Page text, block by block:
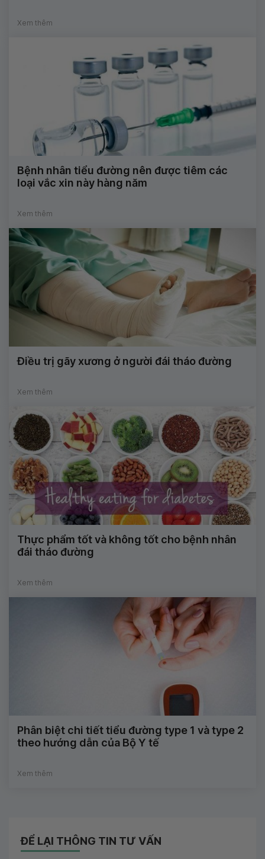
Xem thêm
Bệnh nhân tiểu đường nên được tiêm các
loại vắc xin này hàng năm
Xem thêm
Điều trị gãy xương ở người đái tháo đường
Xem thêm
Thực phẩm tốt và không tốt cho bệnh nhân
đái tháo đường
Xem thêm
Phân biệt chi tiết tiểu đường type 1 và type 2
theo hướng dẫn của Bộ Y tế
Xem thêm
ĐỂ LẠI THÔNG TIN TƯ VẤN